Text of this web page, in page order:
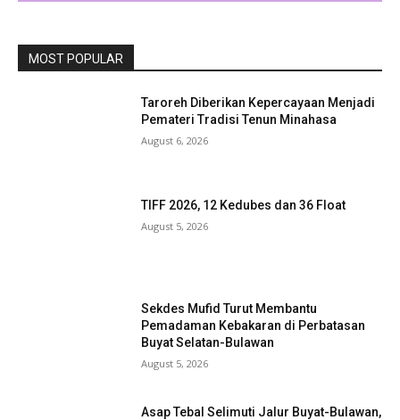
MOST POPULAR
Taroreh Diberikan Kepercayaan Menjadi
Pemateri Tradisi Tenun Minahasa
August 6, 2026
TIFF 2026, 12 Kedubes dan 36 Float
August 5, 2026
Sekdes Mufid Turut Membantu
Pemadaman Kebakaran di Perbatasan
Buyat Selatan-Bulawan
August 5, 2026
Asap Tebal Selimuti Jalur Buyat-Bulawan,